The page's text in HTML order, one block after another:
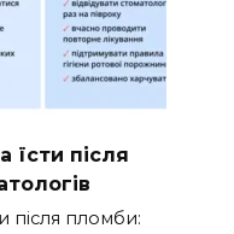
їсти після
після пломби: